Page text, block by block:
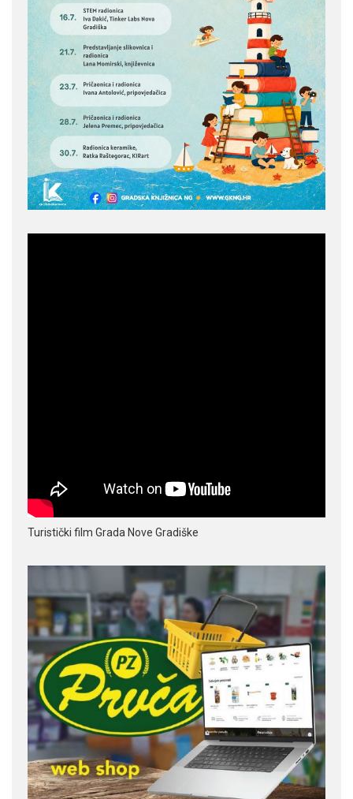
Turistički film Grada Nove Gradiške